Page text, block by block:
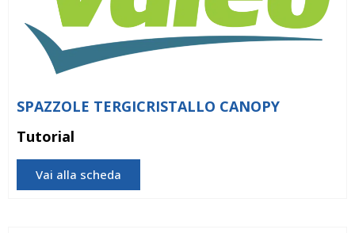
SPAZZOLE TERGICRISTALLO CANOPY
Tutorial
Vai alla scheda